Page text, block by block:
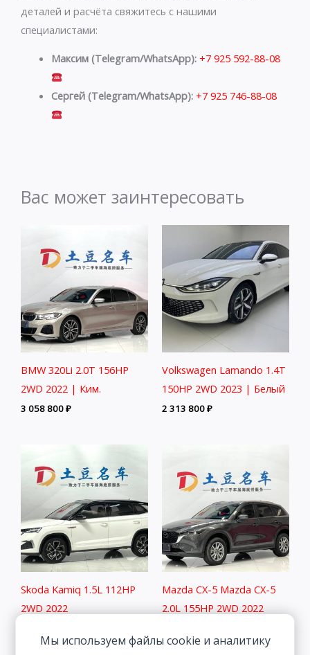
деталей и расчёта свяжитесь с нашими
специалистами:
Максим (Telegram/WhatsApp): +7 925 592-88-08
Сергей (Telegram/WhatsApp): +7 925 746-88-08
Вас может заинтересовать
BMW 320Li 2.0T 156HP
2WD 2022 | Ким.
3 058 800₽
Volkswagen Lamando 1.4T
150HP 2WD 2023 | Белый
2 313 800₽
Skoda Kamiq 1.5L 112HP
2WD 2022
Mazda CX-5 Mazda CX-5
2.0L 155HP 2WD 2022
Мы используем файлы cookie и аналитику